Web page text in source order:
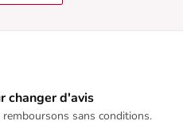
changer d'avis
sans conditions.